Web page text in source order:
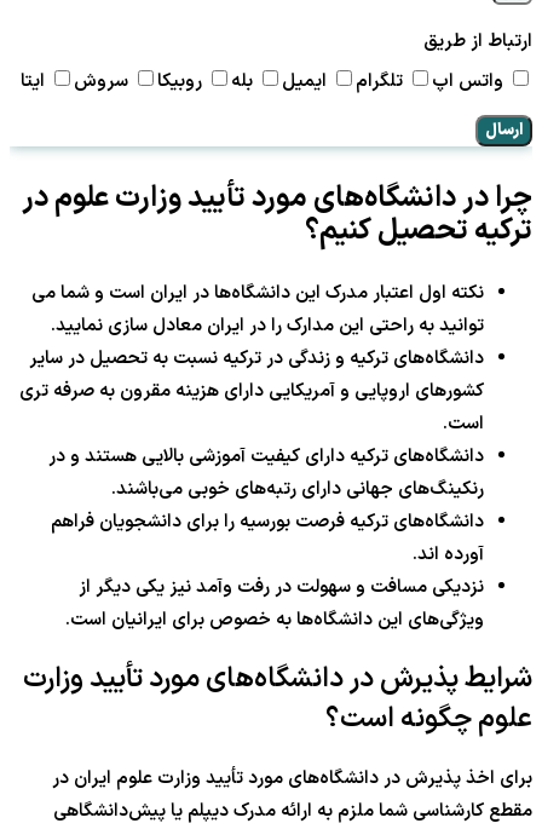
ارتباط از طریق
واتس اپ
تلگرام ایمیل بله روبیکا سروش ایتا
ارسال
چرا در دانشگاه‌های مورد تأیید وزارت علوم در
ترکیه تحصیل کنیم؟
نکته اول اعتبار مدرک این دانشگاه‌ها در ایران است و شما می
توانید به راحتی این مدارک را در ایران معادل سازی نمایید.
دانشگاه‌های ترکیه و زندگی در ترکیه نسبت به تحصیل در سایر
کشورهای اروپایی و آمریکایی دارای هزینه مقرون به صرفه تری
است.
دانشگاه‌های ترکیه دارای کیفیت آموزشی بالایی هستند و در
رنکینگ‌های جهانی دارای رتبه‌های خوبی می‌باشند.
دانشگاه‌های ترکیه فرصت بورسیه را برای دانشجویان فراهم
آورده اند.
نزدیکی مسافت و سهولت در رفت وآمد نیز یکی دیگر از
ویژگی‌های این دانشگاه‌ها به خصوص برای ایرانیان است.
شرایط پذیرش در دانشگاه‌های مورد تأیید وزارت
علوم چگونه است؟
برای اخذ پذیرش در دانشگاه‌های مورد تأیید وزارت علوم ایران در
مقطع کارشناسی شما ملزم به ارائه مدرک دیپلم یا پیش‌دانشگاهی